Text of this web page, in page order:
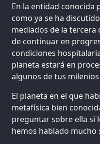
En la entidad conocida
como ya se ha
mediados de la tercera
de continuar en
condiciones
planeta estará en
algunos de tus
El planeta en el que
metafísica bien
preguntar sobre ella si
hemos hablado mucho